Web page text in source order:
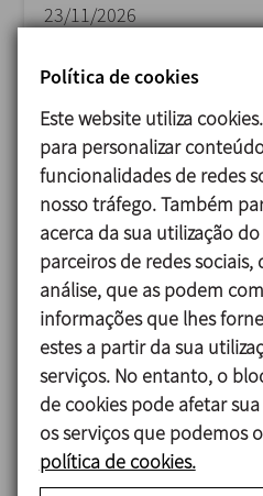
23/11/2026
ANUGA FOODTEC
23/02/2027
Cologne - Germany
Política de cookies
Este website utiliza
para personalizar
funcionalidades de redes
nosso tráfego. Também
acerca da sua utilização
parceiros de redes
análise, que as podem
informações que lhes
estes a partir da sua
serviços. No entanto, o
de cookies pode afetar
os serviços que podemos
política de cookies.